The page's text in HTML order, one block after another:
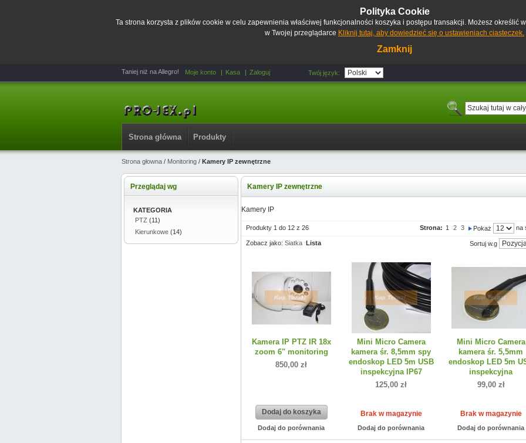
Polityka Cookie
Ta strona korzysta z plików cookie w celu zapewnienia właściwej funkcjonalności koszyka i postępu transakcji. Możesz określić
w Twojej przeglądarce Kliknij tutaj, aby dowiedzieć się o ustawieniach ciasteczek.
Zamknij
Taniej niż na Allegro! Moje konto Kasa Zaloguj Twój język:
Strona główna Produkty
Strona głowna / Monitoring / Kamery IP zewnętrzne
Kamery IP zewnętrzne
Kamery IP
Produkty 1 do 12 z 26 Pokaż na
Strona: 1 2 3
Zobacz jako: Siatka Lista Sortuj w.g
Kamera IP PTZ IR 18x
zoom 6" monitoring
850,00 zł
Dodaj do koszyka
Dodaj do porównania
Mini Micro Camera
kamera śr. 8,5mm spy
endoskop LED 5m USB
inspekcyjna IP67
125,00 zł
Brak w magazynie
Dodaj do porównania
Mini Micro Camera
kamera śr. 5,5mm
endoskop LED 5m
inspekcyjna
99,00 zł
Brak w magazynie
Dodaj do porównania
Przeglądaj wg
KATEGORIA
PTZ (11)
Kierunkowe (14)